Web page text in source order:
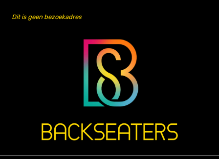
Dit is geen bezoekadres